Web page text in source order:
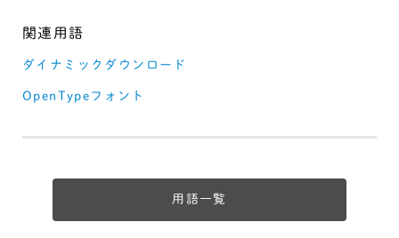
ダイナミックダウンロード
OpenTypeフォント
用語一覧